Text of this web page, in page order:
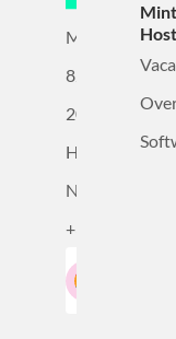
Mollerusweg
82
2031BZ
Haarlem,
Nederland
+31232305815